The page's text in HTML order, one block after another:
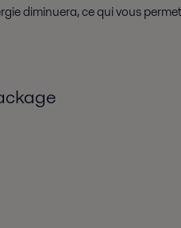
diminuera, ce qui vous